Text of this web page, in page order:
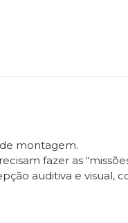
montagem.
fazer as
auditiva e visual,